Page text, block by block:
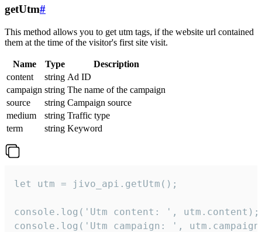
getUtm#
This method allows you to get utm tags, if the website url contained
them at the time of the visitor's first site visit.
Name Type
Description
content
string Ad ID
campaign string The name of the campaign
source
string Campaign source
medium
string Traffic type
term
string Keyword
let utm = jivo_api.getUtm();
console.log('Utm content: ', utm.content);
console.log('Utm campaign: ',